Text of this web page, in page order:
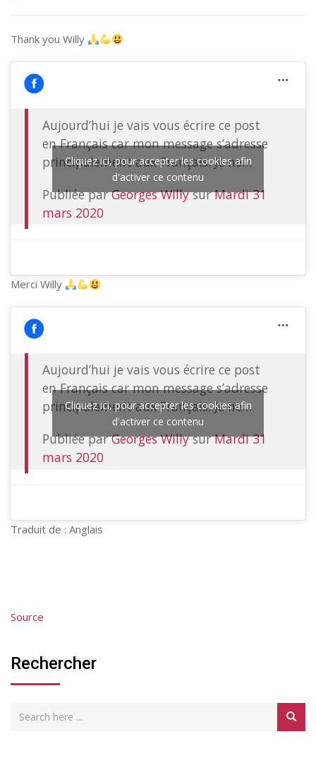
Thank you Willy
Aujourd’hui je vais vous écrire ce post
en Français car mon message s’adresse
principalement aux Français. Je ne…
Publiée parGeorges WillysurMardi 31
mars 2020
Cliquez ici, pour accepter les cookies afin
d'activer ce contenu
Merci Willy
Aujourd’hui je vais vous écrire ce post
en Français car mon message s’adresse
principalement aux Français. Je ne…
Publiée parGeorges WillysurMardi 31
mars 2020
Cliquez ici, pour accepter les cookies afin
d'activer ce contenu
Traduit de : Anglais
Source
Rechercher